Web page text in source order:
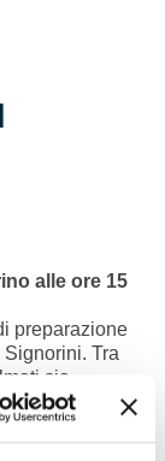
alle ore 15
preparazione
Tra
sia
a campo